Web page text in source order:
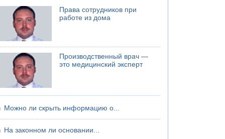
06.08.2026 13:07
Возле Кирьят-Арбы пожар на местности
06.08.2026 12:06
не будут давить на Израиль в вопросе
06.08.2026 11:41
Трое подростков ограбили сексшоп в Холоне
Права сотрудников при
работе из дома
Производственный врач —
это медицинский эксперт
Можно ли скрыть информацию о...
На законном ли основании...